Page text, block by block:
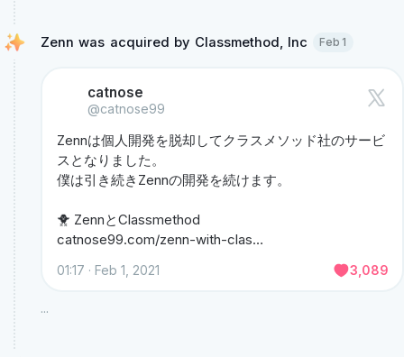
Zenn was acquired by Classmethod, Inc Feb 1
catnose
@catnose99
Zennは個人開発を脱却してクラスメソッド社のサービ
スとなりました。
僕は引き続きZennの開発を続けます。
catnose99.com/zenn-with-clas…
01:17 · Feb 1, 2021 3,089
...